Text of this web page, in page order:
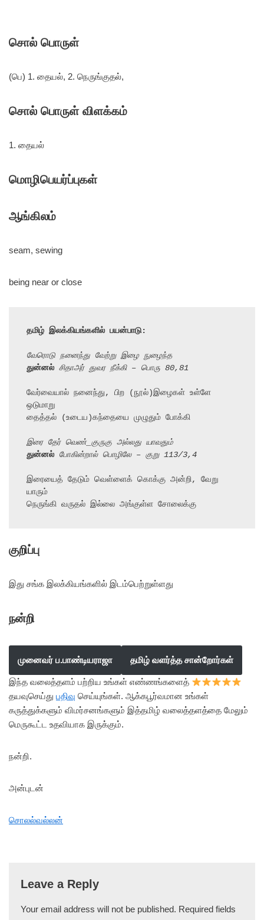
சொல் பொருள்
(பெ) 1. தையல், 2. நெருங்குதல்,
சொல் பொருள் விளக்கம்
1. தையல்
மொழிபெயர்ப்புகள்
ஆங்கிலம்
seam, sewing
being near or close
தமிழ் இலக்கியங்களில் பயன்பாடு:
வேரொடு நனைந்து வேற்று இழை நுழைந்த
துன்னல் சிதாஅர் துவர நீக்கி – பொரு 80,81
வேர்வையால் நனைந்து, பிற (நூல்)இழைகள் உள்ளே
ஒடுமாறு
தைத்தல் (உடைய)கந்தையை முழுதும் போக்கி
இரை தேர் வெண்_குருகு அல்லது யாவதும்
துன்னல் போகின்றால் பொழிலே – குறு 113/3,4
இரையைத் தேடும் வெள்ளைக் கொக்கு அன்றி, வேறு
யாரும்
நெருங்கி வருதல் இல்லை அங்குள்ள சோலைக்கு
குறிப்பு
இது சங்க இலக்கியங்களில் இடம்பெற்றுள்ளது
நன்றி
முனைவர் ப.பாண்டியராஜா தமிழ் வளர்த்த சான்றோர்கள்
இந்த வலைத்தளம் பற்றிய உங்கள் எண்ணங்களைத்
தயவுசெய்து பதிவு செய்யுங்கள். ஆக்கபூர்வமான உங்கள்
கருத்துக்களும் விமர்சனங்களும் இத்தமிழ் வலைத்தளத்தை மேலும்
மெருகூட்ட உதவியாக இருக்கும்.
நன்றி.
அன்புடன்
சொலல்வல்லன்
Leave a Reply
Your email address will not be published. Required fields